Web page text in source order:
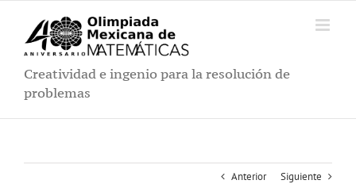
contenido
Creatividad e ingenio para la resolución de
problemas
Anterior Siguiente